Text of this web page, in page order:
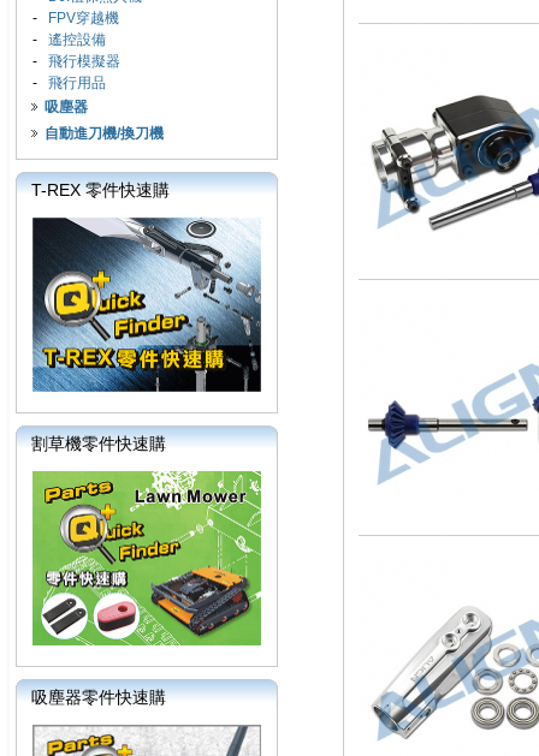
-
FPV穿越機
- 遙控設備
- 飛行模擬器
- 飛行用品
吸塵器
自動進刀機/換刀機
T-REX 零件快速購
割草機零件快速購
吸塵器零件快速購